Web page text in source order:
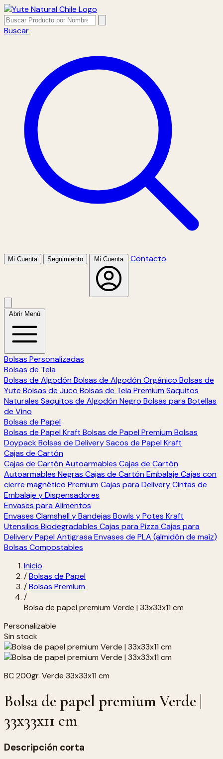
Buscar
Mi Cuenta Seguimiento Mi Cuenta Contacto
Abrir Menú
Bolsas Personalizadas
Bolsas de Tela
Bolsas de Algodón Bolsas de Algodón Orgánico Bolsas de
Yute Bolsas de Juco Bolsas de Tela Premium Saquitos
Naturales Saquitos de Algodón Negro Bolsas para Botellas
de Vino
Bolsas de Papel
Bolsas de Papel Kraft Bolsas de Papel Premium Bolsas
DoypackBolsas de DeliverySacos de Papel Kraft
Cajas de Cartón
Cajas de Cartón Autoarmables Cajas de Cartón
Autoarmables Negras Cajas de Cartón Embalaje Cajas con
cierre magnético Premium Cajas para DeliveryCintas de
Embalaje y Dispensadores
Envases para Alimentos
Envases Clamshell y Bandejas Bowls y Potes Kraft
Utensilios Biodegradables Cajas para Pizza Cajas para
DeliveryPapel Antigrasa Envases de PLA (almidón de maíz)
Bolsas Compostables
Inicio
/Bolsas de Papel
/Bolsas Premium
/
Bolsa de papel premium Verde | 33x33x11 cm
Personalizable
Sin stock
BC 200gr. Verde 33x33x11 cm
Bolsa de papel premium Verde |
33x33x11 cm
Descripción corta